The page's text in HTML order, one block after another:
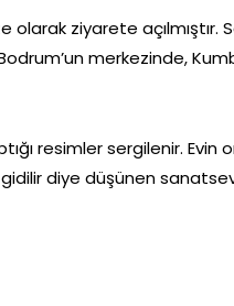
ziyarete açılmıştır.
merkezinde,
resimler sergilenir.
diye düşünen